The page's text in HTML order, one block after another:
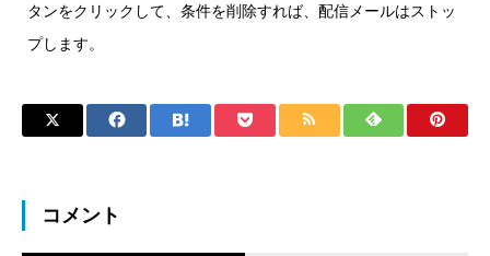
タンをクリックして、条件を削除すれば、配信メールはストッ
プします。
コメント